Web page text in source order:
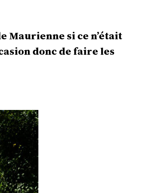
Maurienne si ce n’était
donc de faire les